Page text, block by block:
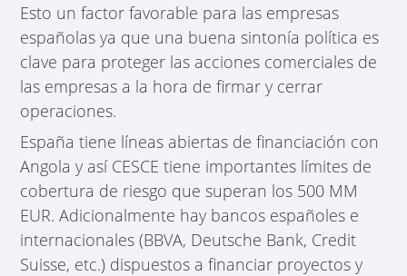
Esto un factor favorable para las empresas
españolas ya que una buena sintonía política es
clave para proteger las acciones comerciales de
las empresas a la hora de firmar y cerrar
operaciones.
España tiene líneas abiertas de financiación con
Angola y así CESCE tiene importantes límites de
cobertura de riesgo que superan los 500 MM
EUR. Adicionalmente hay bancos españoles e
internacionales (BBVA, Deutsche Bank, Credit
Suisse, etc.) dispuestos a financiar proyectos y